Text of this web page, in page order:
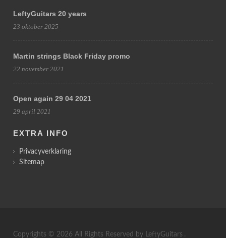
LeftyGuitars 20 years
23 oktober 2025
Martin strings Black Friday promo
22 november 2021
Open again 29 04 2021
29 april 2021
EXTRA INFO
Privacyverklaring
Sitemap
Copyrights © 2026 All Rights Reserved by LeftyGuitars .